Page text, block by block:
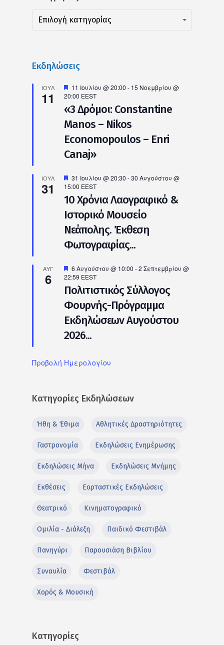
Kατηγορίες
Επιλογή κατηγορίας
Kατηγορίες
Εκδηλώσεις
ΙΟΎΛ
11
Προτεινόμενο
11 Ιουλίου @ 20:00 - 15 Νοεμβρίου @
20:00 EEST
«3 Δρόμοι: Constantine
Manos – Nikos
Economopoulos – Enri
Canaj»
ΙΟΎΛ
31
Προτεινόμενο
31 Ιουλίου @ 20:30 -30 Αυγούστου @
15:00 EEST
10 Χρόνια Λαογραφικό &
Ιστορικό Μουσείο
Νεάπολης. Έκθεση
Φωτογραφίας...
ΑΥΓ
6
Προτεινόμενο
6 Αυγούστου @ 10:00 -2 Σεπτεμβρίου @
22:59 EEST
Πολιτιστικός Σύλλογος
Φουρνής-Πρόγραμμα
Εκδηλώσεων Αυγούστου
2026...
Προβολή Ημερολογίου
Κατηγορίες Εκδηλώσεων
Ήθη & Έθιμα Αθλητικές Δραστηριότητες
Γαστρονομία Εκδηλώσεις Ενημέρωσης
Εκδηλώσεις Μήνα Εκδηλώσεις Μνήμης
Εκθέσεις Εορταστικές Εκδηλώσεις
Θεατρικό Κινηματογραφικό
Ομιλία - Διάλεξη Παιδικό Φεστιβάλ
Πανηγύρι Παρουσιάση Βιβλίου
Συναυλία Φεστιβάλ
Χορός & Μουσική
Κατηγορίες